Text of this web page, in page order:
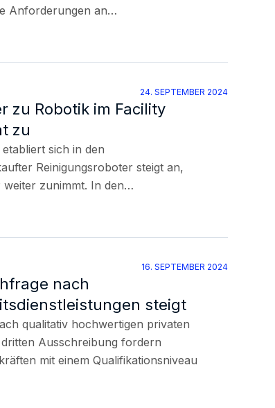
Anforderungen an…
24. SEPTEMBER 2024
zu Robotik im Facility
zu
sich in den
Reinigungsroboter steigt an,
zunimmt. In den…
16. SEPTEMBER 2024
nach
steigt
qualitativ hochwertigen privaten
Ausschreibung fordern
mit einem Qualifikationsniveau